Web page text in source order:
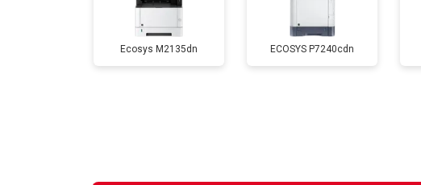
Замена каретки
Замена Wi-Fi
Ecosys M2135dn ECOSYS P7240cdn